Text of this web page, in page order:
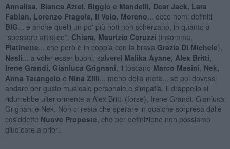
Annalisa, Bianca Aztei, Biggio e Mandelli, Dear Jack, Lara
Fabian, Lorenzo Fragola, Il Volo, Moreno ... ecco nomi definiti
BIG ... e anche quelli un po' più noti non scherzano, in quanto a
“spessore artistico”: Chiara, Maurizio Coruzzi (insomma,
Platinette ... che però è in coppia con la brava Grazia Di Michele),
Nesli ... a voler esser buoni, salverei Malika Ayane, Alex Britti,
Irene Grandi, Gianluca Grignani , il toscano Marco Masini Nek,
Anna Tatangelo e Nina Zilli ... meno della metà... se poi dovessi
andare per gusto musicale personale e simpatia, il drappello si
ridurrebbe ulteriormente a Alex Britti (forse), Irene Grandi, Gianluca
Grignani e Nek. Non ci resta che sperare in qualche sorpresa dalle
cosiddette Nuove Proposte , che per definizione non possiamo
giudicare a priori.